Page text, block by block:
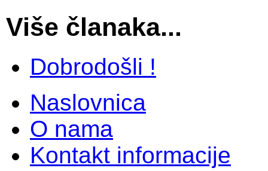
Više članaka...
Dobrodošli !
Naslovnica
O nama
Kontakt informacije